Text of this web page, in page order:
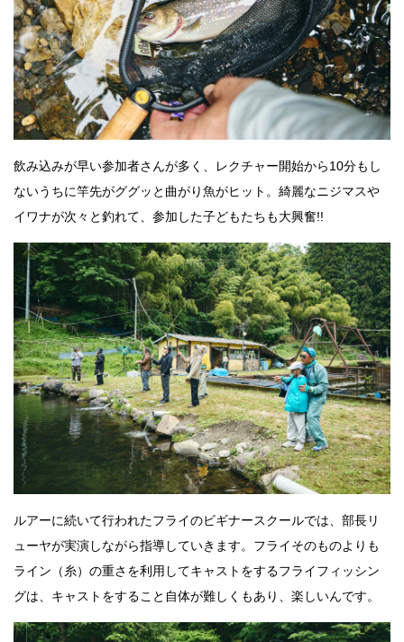
飲み込みが早い参加者さんが多く、レクチャー開始から10分もし
ないうちに竿先がググッと曲がり魚がヒット。綺麗なニジマスや
イワナが次々と釣れて、参加した子どもたちも大興奮!!
ルアーに続いて行われたフライのビギナースクールでは、部長リ
ューヤが実演しながら指導していきます。フライそのものよりも
ライン（糸）の重さを利用してキャストをするフライフィッシン
グは、キャストをすること自体が難しくもあり、楽しいんです。